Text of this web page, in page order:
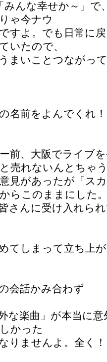
みんな幸せか～」で
ゃ今ナウ
すよ。でも日常に
いたので、
まいことつながっ
の名前をよんでく
前、大阪でライブ
売れないんとちゃ
見があったが「ス
らこのままにした
さんに受け入れら
てしまって立ち上
会話かみ合わず
な楽曲」が本当に
かった
りませんよ。全く！